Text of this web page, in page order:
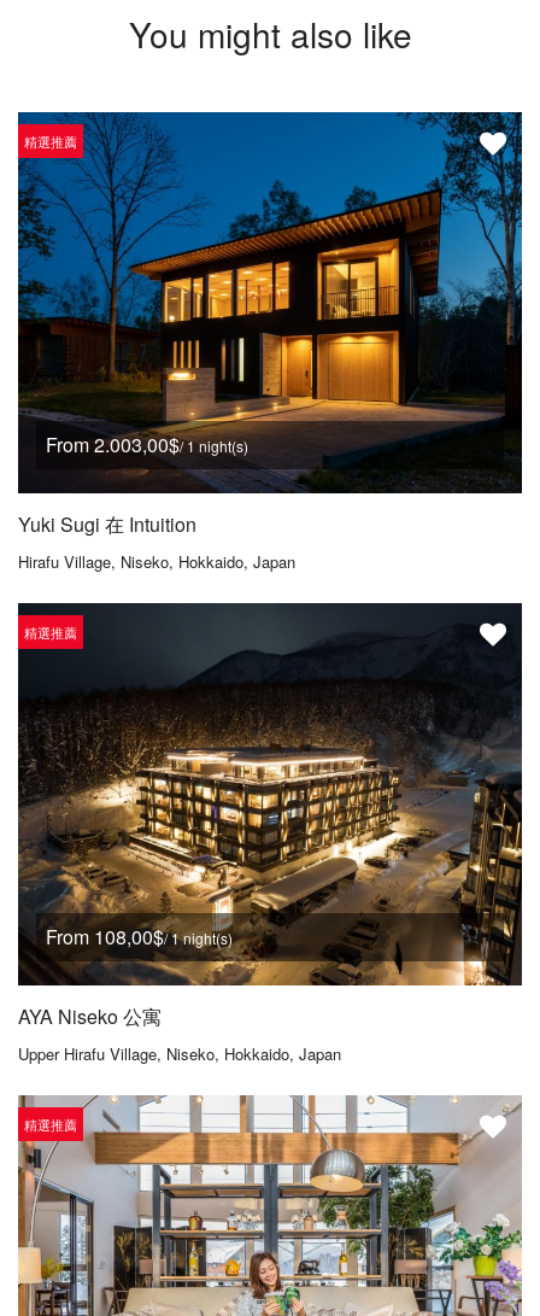
You might also like
精選推薦
From 2.003,00$/ 1 night(s)
Yuki Sugi 在 Intuition
Hirafu Village, Niseko, Hokkaido, Japan
精選推薦
From 108,00$/ 1 night(s)
AYA Niseko 公寓
Upper Hirafu Village, Niseko, Hokkaido, Japan
精選推薦